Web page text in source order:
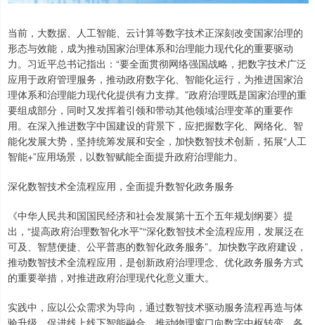
当前，大数据、人工智能、云计算等数字技术正深刻改变国家治理的
形态与效能，成为推动国家治理体系和治理能力现代化的重要驱动
力。习近平总书记指出：“要全面贯彻网络强国战略，把数字技术广泛
应用于政府管理服务，推动政府数字化、智能化运行，为推进国家治
理体系和治理能力现代化提供有力支撑。”政府治理既是国家治理的重
要组成部分，同时又发挥着引领和带动其他领域治理变革的重要作
用。在深入推进数字中国建设的背景下，应把握数字化、网络化、智
能化发展大势，坚持统筹发展和安全，加快数智技术创新，拓展“人工
智能+”应用场景，以数智赋能全面提升政府治理能力。
深化数智技术全流程应用，全面提升数智化政务服务
《中华人民共和国国民经济和社会发展第十五个五年规划纲要》提
出，“提高政府治理数智化水平”“深化数智技术全流程应用，发展泛在
可及、智慧便捷、公平普惠的数智化政务服务”。加快数字政府建设，
推动数智技术全流程应用，是创新政府治理理念、优化政务服务方式
的重要举措，对推进政府治理现代化意义重大。
实践中，应以公众需求为导向，通过数智技术驱动服务流程再造与体
验升级，促进线上线下智能融合，推动物理窗口向数字中枢转变、各